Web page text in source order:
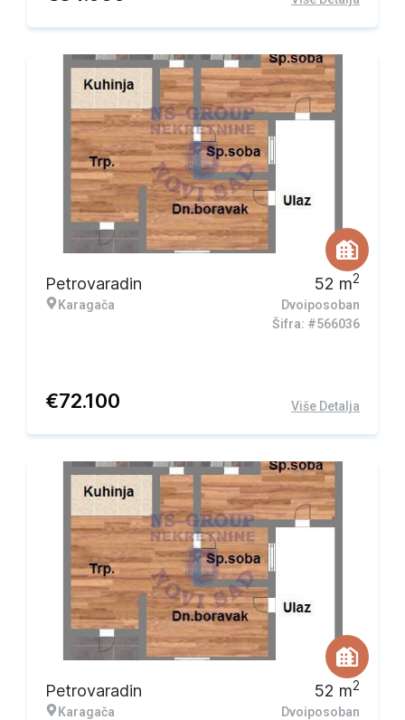
Petrovaradin
Karagača
52 m2
Dvoiposoban
Šifra: #566036
€72.100 Više Detalja
Petrovaradin
Karagača
52 m2
Dvoiposoban